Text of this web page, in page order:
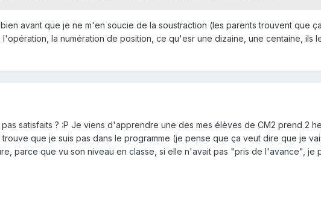
avant que je ne m'en soucie de la soustraction (les parents trouvent que
la numération de position, ce qu'esr une dizaine, une centaine, ils
satisfaits ? :P Je viens d'apprendre une des mes élèves de CM2 prend 2
que je suis pas dans le programme (je pense que ça veut dire que je
parce que vu son niveau en classe, si elle n'avait pas "pris de l'avance",